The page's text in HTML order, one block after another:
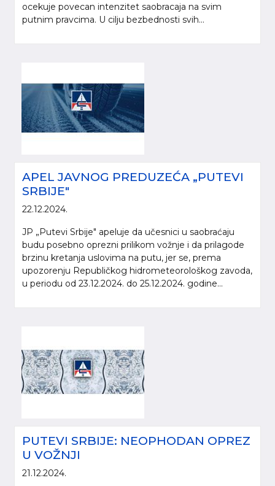
ocekuje povecan intenzitet saobracaja na svim
putnim pravcima. U cilju bezbednosti svih...
APEL JAVNOG PREDUZEĆA „PUTEVI
SRBIJE"
22.12.2024.
JP „Putevi Srbije" apeluje da učesnici u saobraćaju
budu posebno oprezni prilikom vožnje i da prilagode
brzinu kretanja uslovima na putu, jer se, prema
upozorenju Republičkog hidrometeorološkog zavoda,
u periodu od 23.12.2024. do 25.12.2024. godine...
PUTEVI SRBIJE: NEOPHODAN OPREZ
U VOŽNJI
21.12.2024.